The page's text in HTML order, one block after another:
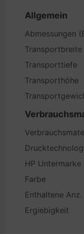
Allgemein
Abmessungen
Transportbreite
Transporttiefe
Transporthöhe
HP Untermarke
Farbe
Enthaltene Anz.
Ergiebigkeit